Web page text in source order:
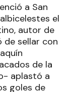
a San
el
autor de
sellar con
de la
aplastó a
goles de